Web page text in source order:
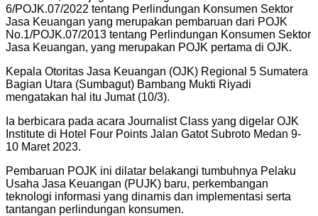
6/POJK.07/2022 tentang Perlindungan Konsumen Sektor
Jasa Keuangan yang merupakan pembaruan dari POJK
No.1/POJK.07/2013 tentang Perlindungan Konsumen Sektor
Jasa Keuangan, yang merupakan POJK pertama di OJK.
Kepala Otoritas Jasa Keuangan (OJK) Regional 5 Sumatera
Bagian Utara (Sumbagut) Bambang Mukti Riyadi
mengatakan hal itu Jumat (10/3).
Ia berbicara pada acara Journalist Class yang digelar OJK
Institute di Hotel Four Points Jalan Gatot Subroto Medan 9-
10 Maret 2023.
Pembaruan POJK ini dilatar belakangi tumbuhnya Pelaku
Usaha Jasa Keuangan (PUJK) baru, perkembangan
teknologi informasi yang dinamis dan implementasi serta
tantangan perlindungan konsumen.